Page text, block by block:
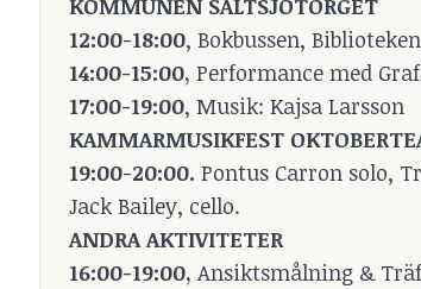
KOMMUNEN SALTSJÖTORGET
12:00-18:00, Bokbussen,
14:00-15:00, Performance med
17:00-19:00, Musik: Kajsa Larsson
KAMMARMUSIKFEST
19:00-20:00. Pontus Carron solo,
Jack Bailey, cello.
ANDRA AKTIVITETER
16:00-19:00, Ansiktsmålning &